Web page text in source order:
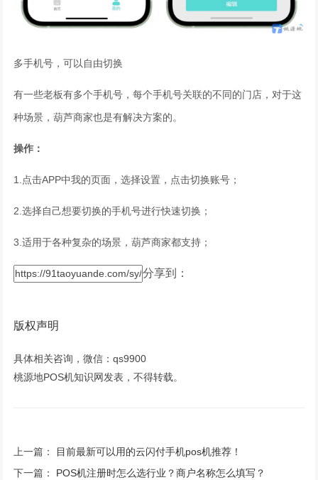
多手机号，可以自由切换
有一些老板有多个手机号，每个手机号关联的不同的门店，对于这
种场景，葫芦商家也是有解决方案的。
操作：
1.点击APP中我的页面，选择设置，点击切换账号；
2.选择自己想要切换的手机号进行快速切换；
3.适用于各种复杂的场景，葫芦商家都支持；
分享到：
版权声明
具体相关咨询，微信：qs9900
桃源地POS机知识网发表，不得转载。
上一篇： 目前最新可以用的云闪付手机pos机推荐！
下一篇： POS机注册时怎么选行业？商户名称怎么填写？